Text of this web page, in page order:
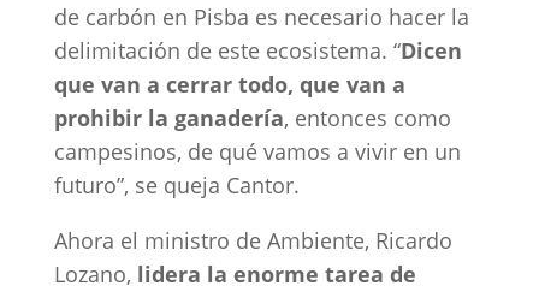
de carbón en Pisba es necesario hacer la
delimitación de este ecosistema. “Dicen
que van a cerrar todo, que van a
prohibir la ganadería, entonces como
campesinos, de qué vamos a vivir en un
futuro”, se queja Cantor.
Ahora el ministro de Ambiente, Ricardo
Lozano, lidera la enorme tarea de